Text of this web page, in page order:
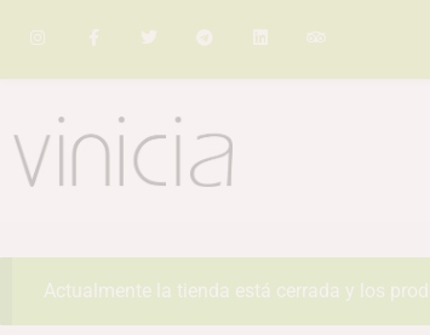
Actualmente la tienda está cerrada y los